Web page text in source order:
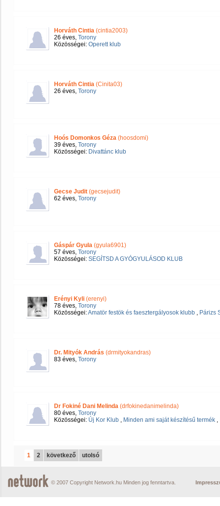
Horváth Cintia (cintia2003)
26 éves, Torony
Közösségei: Operett klub
Horváth Cintia (Cinita03)
26 éves, Torony
Hoós Domonkos Géza (hoosdomi)
39 éves, Torony
Közösségei: Divattánc klub
Gecse Judit (gecsejudit)
62 éves, Torony
Gáspár Gyula (gyula6901)
57 éves, Torony
Közösségei: SEGÍTSD A GYÓGYULÁSOD KLUB
Erényi Kyli (erenyi)
78 éves, Torony
Közösségei:Amatör festök és faesztergályosok klubb , Párizs
Dr. Mityók András (drmityokandras)
83 éves, Torony
Dr Fokiné Dani Melinda (drfokinedanimelinda)
80 éves, Torony
Közösségei: Új Kor Klub , Minden ami saját készítésű termék ,
1 2 következő utolsó
© 2007 Copyright Network.hu Minden jog fenntartva.